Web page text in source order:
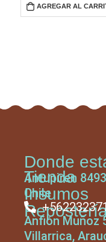
AGREGAR AL
Tienda
Insumos
Donde
Antupiren
Chile
Anfión Muñoz
Villarrica,